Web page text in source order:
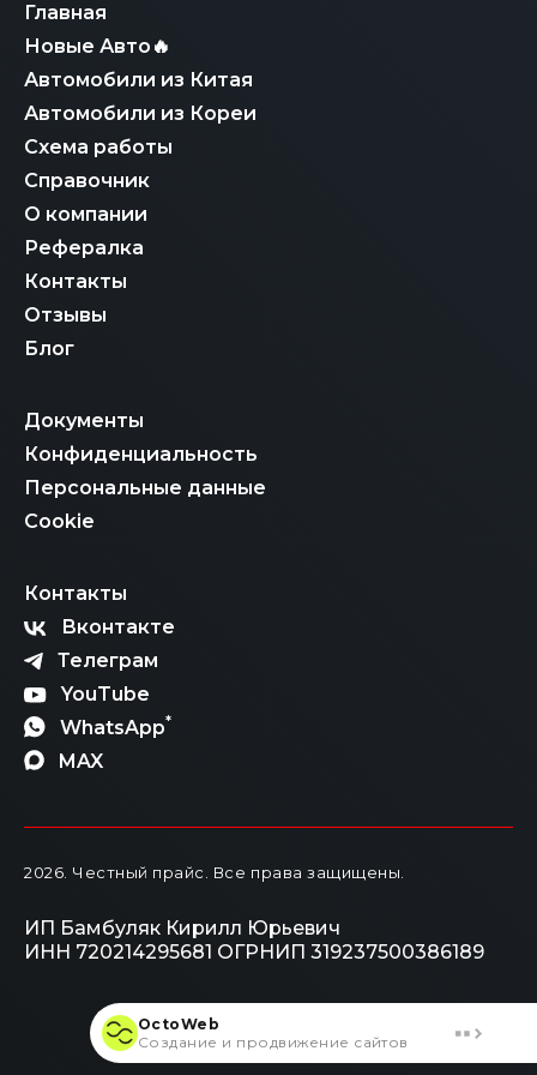
Главная
Новые Авто🔥
Автомобили из Китая
Автомобили из Кореи
Схема работы
Справочник
О компании
Рефералка
Контакты
Отзывы
Блог
Документы
Конфиденциальность
Персональные данные
Cookie
Контакты
Вконтакте
Телеграм
YouTube
WhatsApp*
MAX
2026 . Честный прайс. Все права защищены.
ИП Бамбуляк Кирилл Юрьевич
ИНН 720214295681 ОГРНИП 319237500386189
OctoWeb
Создание и продвижение сайтов